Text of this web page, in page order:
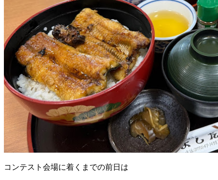
コンテスト会場に着くまでの前日は